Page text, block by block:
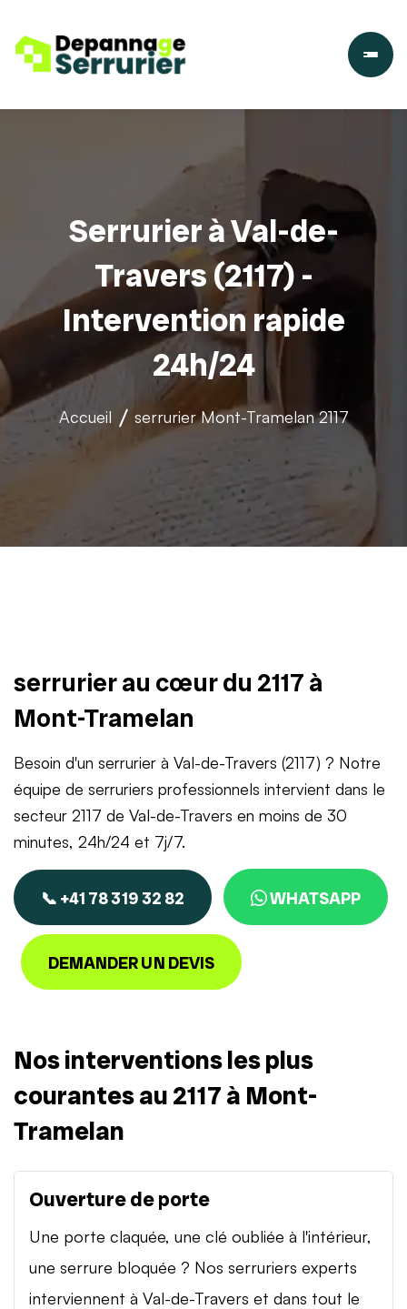
Serrurier à Val-de-
Travers (2117) -
Intervention rapide
24h/24
Accueil serrurier Mont-Tramelan 2117
serrurier au cœur du 2117 à
Mont-Tramelan
Besoin d'un serrurier à Val-de-Travers (2117) ? Notre
équipe de serruriers professionnels intervient dans le
secteur 2117 de Val-de-Travers en moins de 30
minutes, 24h/24 et 7j/7.
📞 +41 78 319 32 82 WHATSAPP
DEMANDER UN DEVIS
Nos interventions les plus
courantes au 2117 à Mont-
Tramelan
Ouverture de porte
Une porte claquée, une clé oubliée à l'intérieur,
une serrure bloquée ? Nos serruriers experts
interviennent à Val-de-Travers et dans tout le